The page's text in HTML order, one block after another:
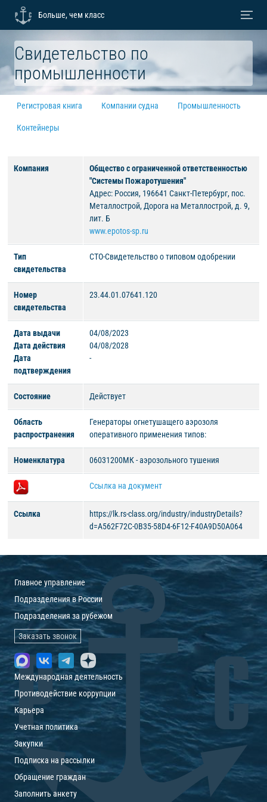
Больше, чем класс
Свидетельство по
промышленности
Регистровая книга Компании судна Промышленность
Контейнеры
Компания
Общество с ограниченной ответственностью
"Системы Пожаротушения"
Адрес: Россия, 196641 Санкт-Петербург, пос.
Металлострой, Дорога на Металлострой, д. 9,
лит. Б
www.epotos-sp.ru
Тип
свидетельства
СТО-Свидетельство о типовом одобрении
Номер
свидетельства
23.44.01.07641.120
Дата выдачи
Дата действия
Дата
подтверждения
04/08/2023
04/08/2028
-
Состояние Действует
Область
распространения
Генераторы огнетушащего аэрозоля
оперативного применения типов:
Номенклатура 06031200МК - аэрозольного тушения
Ссылка на документ
Ссылка
https://lk.rs-class.org/industry/industryDetails?
d=A562F72C-0B35-58D4-6F12-F40A9D50A064
Главное управление
Подразделения в России
Подразделения за рубежом
Заказать звонок
Международная деятельность
Противодействие коррупции
Карьера
Учетная политика
Закупки
Подписка на рассылки
Обращение граждан
Заполнить анкету